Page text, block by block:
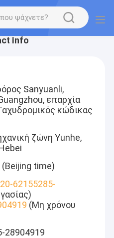
Info
Sanyuanli,
επαρχία
κώδικας
ζώνη Yunhe,
time)
62155285-
(Μη χρόνου
28904919